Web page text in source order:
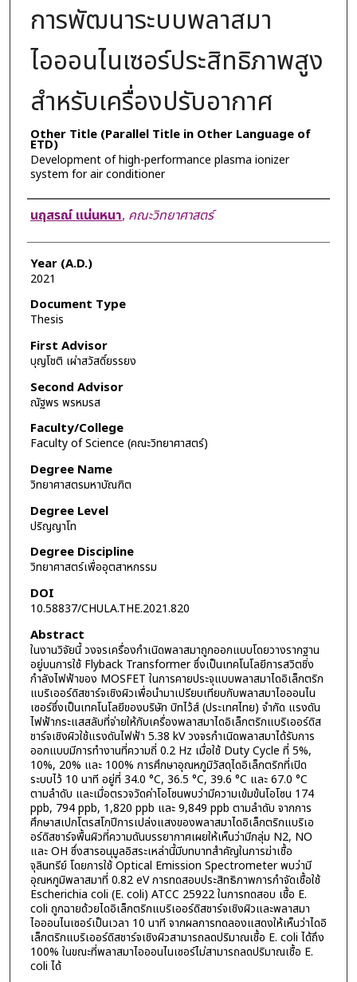
การพัฒนาระบบพลาสมา
ไอออนไนเซอร์ประสิทธิภาพสูง
สำหรับเครื่องปรับอากาศ
Other Title (Parallel Title in Other Language of
ETD)
Development of high-performance plasma ionizer
system for air conditioner
Author
นฤสรณ์ แน่นหนา, คณะวิทยาศาสตร์
Year (A.D.)
2021
Document Type
Thesis
First Advisor
บุญโชติ เผ่าสวัสดิ์ยรรยง
Second Advisor
ณัฐพร พรหมรส
Faculty/College
Faculty of Science (คณะวิทยาศาสตร์)
Degree Name
วิทยาศาสตรมหาบัณฑิต
Degree Level
ปริญญาโท
Degree Discipline
วิทยาศาสตร์เพื่ออุตสาหกรรม
DOI
10.58837/CHULA.THE.2021.820
Abstract
ในงานวิจัยนี้ วงจรเครื่องกำเนิดพลาสมาถูกออกแบบโดยวางรากฐาน
อยู่บนการใช้ Flyback Transformer ซึ่งเป็นเทคโนโลยีการสวิตชิ่ง
กำลังไฟฟ้าของ MOSFET ในการคายประจุแบบพลาสมาไดอิเล็กตริก
แบริเออร์ดิสชาร์จเชิงผิวเพื่อนำมาเปรียบเทียบกับพลาสมาไอออนไน
เซอร์ซึ่งเป็นเทคโนโลยีของบริษัท บิทไว้ส์ (ประเทศไทย) จำกัด แรงดัน
ไฟฟ้ากระแสสลับที่จ่ายให้กับเครื่องพลาสมาไดอิเล็กตริกแบริเออร์ดิส
ชาร์จเชิงผิวใช้แรงดันไฟฟ้า 5.38 kV วงจรกำเนิดพลาสมาได้รับการ
ออกแบบมีการทำงานที่ความถี่ 0.2 Hz เมื่อใช้ Duty Cycle ที่ 5%,
10%, 20% และ 100% การศึกษาอุณหภูมิวัสดุไดอิเล็กตริกที่เปิด
ระบบไว้ 10 นาที อยู่ที่ 34.0 °C, 36.5 °C, 39.6 °C และ 67.0 °C
ตามลำดับ และเมื่อตรวจวัดค่าโอโซนพบว่ามีความเข้มข้นโอโซน 174
ppb, 794 ppb, 1,820 ppb และ 9,849 ppb ตามลำดับ จากการ
ศึกษาสเปกโตรสโกปีการเปล่งแสงของพลาสมาไดอิเล็กตริกแบริเอ
อร์ดิสชาร์จพื้นผิวที่ความดันบรรยากาศเผยให้เห็นว่ามีกลุ่ม N2, NO
และ OH ซึ่งสารอนุมูลอิสระเหล่านี้มีบทบาทสำคัญในการฆ่าเชื้อ
จุลินทรีย์ โดยการใช้ Optical Emission Spectrometer พบว่ามี
อุณหภูมิพลาสมาที่ 0.82 eV การทดสอบประสิทธิภาพการกำจัดเชื้อใช้
Escherichia coli (E. coli) ATCC 25922 ในการทดสอบ เชื้อ E.
coli ถูกฉายด้วยไดอิเล็กตริกแบริเออร์ดิสชาร์จเชิงผิวและพลาสมา
ไอออนไนเซอร์เป็นเวลา 10 นาที จากผลการทดลองแสดงให้เห็นว่าไดอิ
เล็กตริกแบริเออร์ดิสชาร์จเชิงผิวสามารถลดปริมาณเชื้อ E. coli ได้ถึง
100% ในขณะที่พลาสมาไอออนไนเซอร์ไม่สามารถลดปริมาณเชื้อ E.
coli ได้